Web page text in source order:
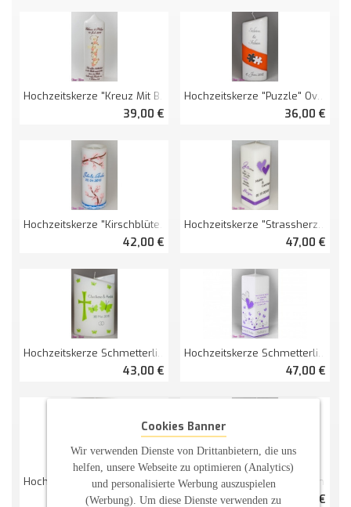
Hochzeitskerze "Kreuz Mit Blüten" Und Spruch
39,00 €
Hochzeitskerze "Puzzle" Oval Abg.
36,00 €
Hochzeitskerze "Kirschblüten" Mit Teelichteinsatz
42,00 €
Hochzeitskerze "Strassherz" Viereckig Groß
47,00 €
Hochzeitskerze Schmetterlinge Doppelt Oval Abg.
43,00 €
Hochzeitskerze Schmetterlingsranken Mit Spruch Viereckig Groß
47,00 €
Hochzeitskerze "Birds In Love"
37,00 €
Hochzeitskerze "Bergspitzen"
41,00 €
Cookies Banner
Wir verwenden Dienste von Drittanbietern, die uns
helfen, unsere Webseite zu optimieren (Analytics)
und personalisierte Werbung auszuspielen
(Werbung). Um diese Dienste verwenden zu